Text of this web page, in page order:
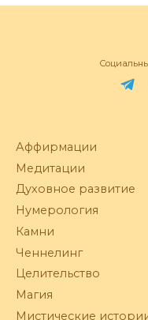
Аффирмации
Медитации
Духовное развитие
Нумерология
Камни
Ченнелинг
Целительство
Магия
Мистические